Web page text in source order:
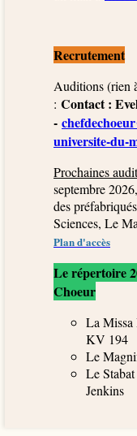
Recrutement
Auditions (rien
: Contact :
-
universite-du-
Prochaines
septembre
des
Sciences, Le
Plan d'accès
Le répertoire
Choeur
La Missa
KV 194
Le
Le
Jenkins